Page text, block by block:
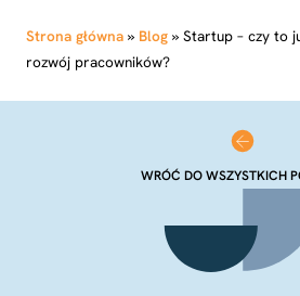
Strona główna » Blog » Startup – czy to
rozwój pracowników?
WRÓĆ DO WSZYSTKICH